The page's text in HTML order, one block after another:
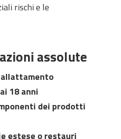
rischi e le
assolute
allattamento
18 anni
dei prodotti
estese o restauri